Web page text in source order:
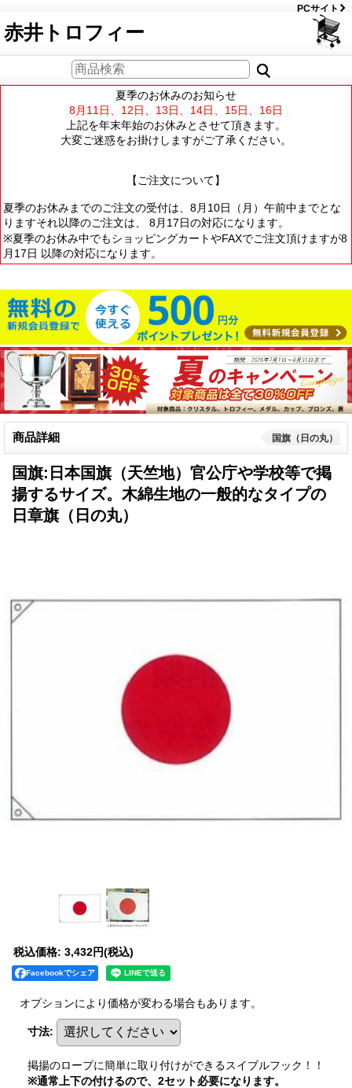
PCサイト
赤井トロフィー
夏季のお休みのお知らせ
8月11日、12日、13日、14日、15日、16日
上記を年末年始のお休みとさせて頂きます。
大変ご迷惑をお掛けしますがご了承ください。
【ご注文について】
夏季のお休みまでのご注文の受付は、8月10日（月）午前中までとな
りますそれ以降のご注文は、 8月17日の対応になります。
※夏季のお休み中でもショッピングカートやFAXでご注文頂けますが8
月17日 以降の対応になります。
商品詳細 国旗（日の丸）
国旗:日本国旗（天竺地）官公庁や学校等で掲
揚するサイズ。木綿生地の一般的なタイプの
日章旗（日の丸）
税込価格: 3,432円(税込)
Facebookでシェア
オプションにより価格が変わる場合もあります。
寸法:
掲揚のロープに簡単に取り付けができるスイブルフック！！
※通常上下の付けるので、2セット必要になります。